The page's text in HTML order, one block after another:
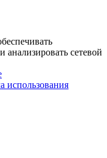
анализировать сетевой
использования